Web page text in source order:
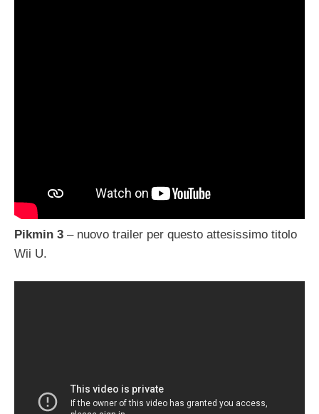
Pikmin 3 – nuovo trailer per questo attesissimo titolo
Wii U.